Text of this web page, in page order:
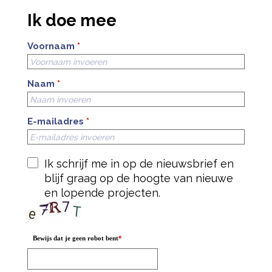
Ik doe mee
Voornaam *
Naam *
E-mailadres *
Ik schrijf me in op de nieuwsbrief en
blijf graag op de hoogte van nieuwe
en lopende projecten.
Bewijs dat je geen robot bent*